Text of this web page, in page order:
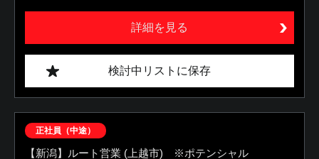
詳細を見る
検討中リストに保存
正社員（中途）
【新潟】ルート営業 (上越市) ※ポテンシャル